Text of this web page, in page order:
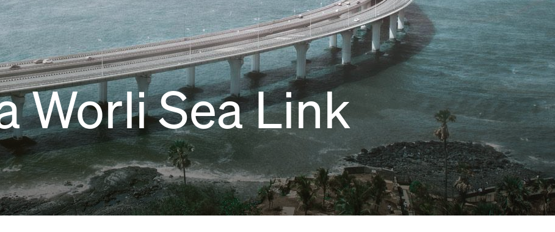
Worli Sea Link